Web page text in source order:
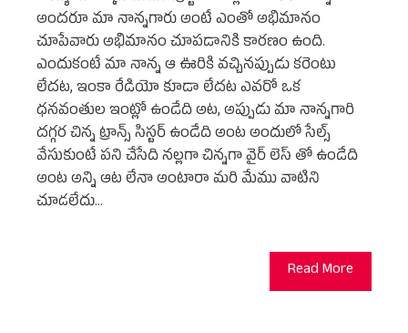
అందరూ మా నాన్నగారు అంటే ఎంతో అభిమానం
చూపేవారు అభిమానం చూపడానికి కారణం ఉంది.
ఎందుకంటే మా నాన్న ఆ ఊరికి వచ్చినప్పుడు కరెంటు
లేదట, ఇంకా రేడియో కూడా లేదట ఎవరో ఒక
ధనవంతుల ఇంట్లో ఉండేది అట, అప్పుడు మా నాన్నగారి
దగ్గర చిన్న ట్రాన్స్ సిస్టర్ ఉండేది అంట అందులో సేల్స్
వేసుకుంటే పని చేసేది నల్లగా చిన్నగా వైర్ లెస్ తో ఉండేది
అంట అన్ని ఆట లేనా అంటారా మరి మేము వాటిని
చూడలేదు…
Read More